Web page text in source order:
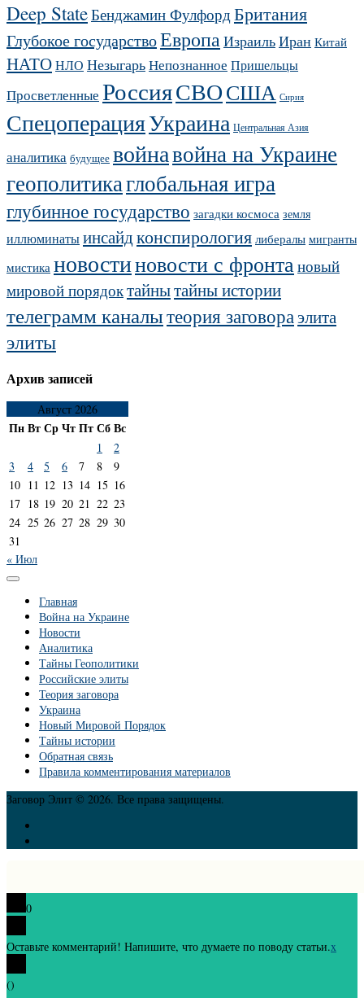
Deep StateБенджамин ФулфордБритания
Глубокое государствоЕвропаИзраильИран Китай
НАТОНЛО НезыгарьНепознанное Пришельцы
Просветленные РоссияСВОСША Сирия
СпецоперацияУкраина Центральная Азия
аналитика будущее войнавойна на Украине
геополитикаглобальная игра
глубинное государство загадки космоса земля
иллюминатыинсайдконспирология либералы мигранты
мистика новостиновости с фронтановый
мировой порядоктайнытайны истории
телеграмм каналытеория заговораэлита
элиты
Архив записей
Август 2026
ПнВтСрЧтПтСбВс
1
2
3
4 5 6 7 8
9
10 11 12 13 14 15 16
17 18 19 20 21 22 23
24 25 26 27 28 29 30
31
« Июл
Главная
Война на Украине
Новости
Аналитика
Тайны Геополитики
Российские элиты
Теория заговора
Украина
Новый Мировой Порядок
Тайны истории
Обратная связь
Правила комментирования материалов
Заговор Элит © 2026. Все права защищены.
0
Оставьте комментарий! Напишите, что думаете по поводу статьи.x
()